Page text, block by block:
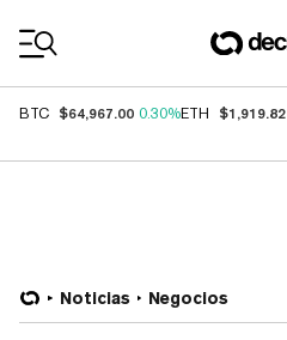
BTC $64,967.00 0.30%ETH $1,919.82
Noticias Negocios